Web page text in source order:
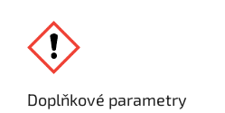
Doplňkové parametry